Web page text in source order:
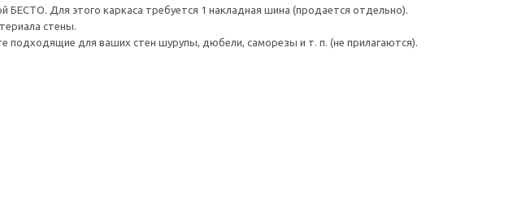
Для этого каркаса требуется 1 накладная шина (продается отдельно).
стены.
подходящие для ваших стен шурупы, дюбели, саморезы и т. п. (не прилагаются).